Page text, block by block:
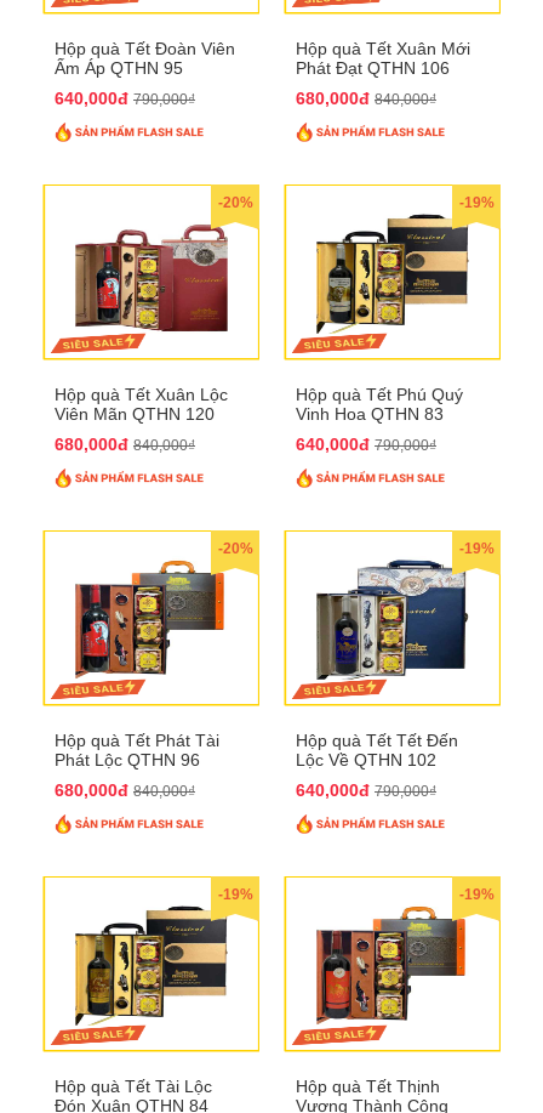
Hộp quà Tết Đoàn Viên
Ấm Áp QTHN 95
640,000đ 790,000₫
Hộp quà Tết Xuân Mới
Phát Đạt QTHN 106
680,000đ 840,000₫
-20%
Hộp quà Tết Xuân Lộc
Viên Mãn QTHN 120
680,000đ 840,000₫
-19%
Hộp quà Tết Phú Quý
Vinh Hoa QTHN 83
640,000đ 790,000₫
-20%
Hộp quà Tết Phát Tài
Phát Lộc QTHN 96
680,000đ 840,000₫
-19%
Hộp quà Tết Tết Đến
Lộc Về QTHN 102
640,000đ 790,000₫
-19%
Hộp quà Tết Tài Lộc
Đón Xuân QTHN 84
-19%
Hộp quà Tết Thịnh
Vượng Thành Công